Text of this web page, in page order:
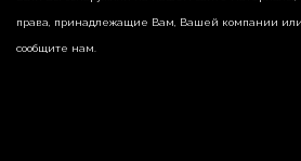
права, принадлежащие Вам, Вашей компании или
сообщите нам.